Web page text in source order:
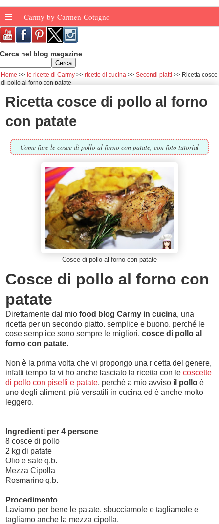
≡ Carmy by Carmen Cotugno
Cerca nel blog magazine
Home le ricette di Carmy ricette di cucina Secondi piatti
Ricetta cosce
di pollo al forno con patate
Ricetta cosce di pollo al forno
con patate
Come fare le cosce di pollo al forno con patate, con foto tutorial
Cosce di pollo al forno con patate
Cosce di pollo al forno con
patate
Direttamente dal mio food blog Carmy in cucina, una
ricetta per un secondo piatto, semplice e buono, perché le
cose semplice sono sempre le migliori, cosce di pollo al
forno con patate.
Non è la prima volta che vi propongo una ricetta del genere,
infatti tempo fa vi ho anche lasciato la ricetta con le coscette
di pollo con piselli e patate, perché a mio avviso il pollo è
uno degli alimenti più versatili in cucina ed è anche molto
leggero.
Ingredienti per 4 persone
8 cosce di pollo
2 kg di patate
Olio e sale q.b.
Mezza Cipolla
Rosmarino q.b.
Procedimento
Laviamo per bene le patate, sbucciamole e tagliamole e
tagliamo anche la mezza cipolla.